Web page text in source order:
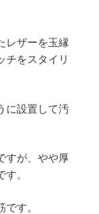
レザーを玉縁
チをスタイリ
に設置して汚
すが、やや厚
。
す。